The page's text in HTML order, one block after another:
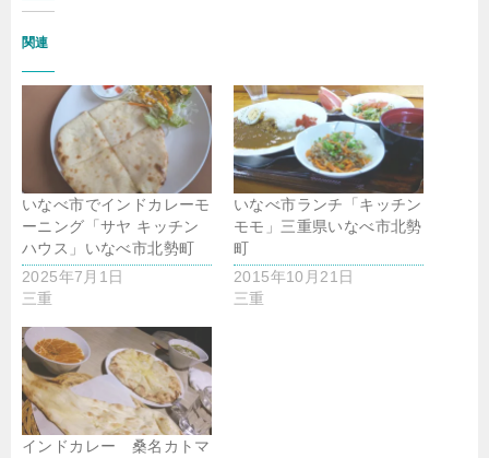
関連
いなべ市でインドカレーモ
ーニング「サヤ キッチン
ハウス」いなべ市北勢町
2025年7月1日
三重
いなべ市ランチ「キッチン
モモ」三重県いなべ市北勢
町
2015年10月21日
三重
インドカレー 桑名カトマ